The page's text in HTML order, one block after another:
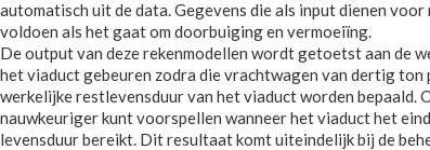
automatisch uit de data. Gegevens die als input dienen
voldoen als het gaat om doorbuiging en vermoeiïng.
De output van deze rekenmodellen wordt getoetst aan de
het viaduct gebeuren zodra die vrachtwagen van dertig
werkelijke restlevensduur van het viaduct worden bepaald.
nauwkeuriger kunt voorspellen wanneer het viaduct het
levensduur bereikt. Dit resultaat komt uiteindelijk bij de